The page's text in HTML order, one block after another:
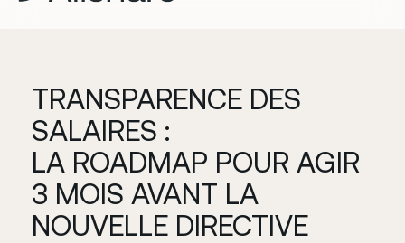
TRANSPARENCE DES
SALAIRES :
LA ROADMAP POUR AGIR
3 MOIS AVANT LA
NOUVELLE DIRECTIVE